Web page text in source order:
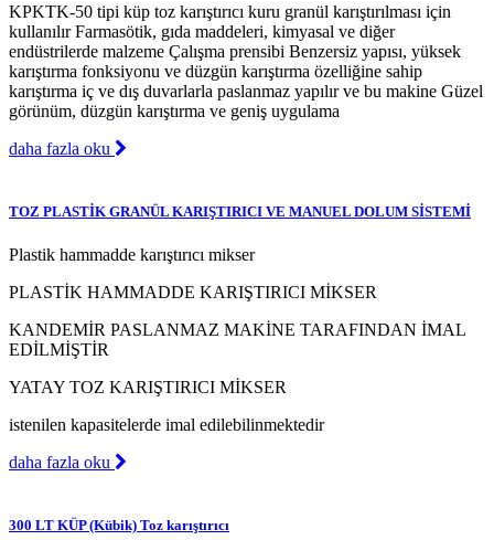
KPKTK-50 tipi küp toz karıştırıcı kuru granül karıştırılması için
kullanılır Farmasötik, gıda maddeleri, kimyasal ve diğer
endüstrilerde malzeme Çalışma prensibi Benzersiz yapısı, yüksek
karıştırma fonksiyonu ve düzgün karıştırma özelliğine sahip
karıştırma iç ve dış duvarlarla paslanmaz yapılır ve bu makine Güzel
görünüm, düzgün karıştırma ve geniş uygulama
daha fazla oku
TOZ PLASTİK GRANÜL KARIŞTIRICI VE MANUEL DOLUM SİSTEMİ
Plastik hammadde karıştırıcı mikser
PLASTİK HAMMADDE KARIŞTIRICI MİKSER
KANDEMİR PASLANMAZ MAKİNE TARAFINDAN İMAL
EDİLMİŞTİR
YATAY TOZ KARIŞTIRICI MİKSER
istenilen kapasitelerde imal edilebilinmektedir
daha fazla oku
300 LT KÜP (Kübik) Toz karıştırıcı